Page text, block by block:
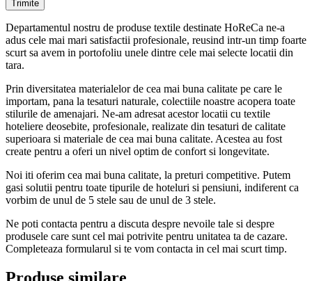
Departamentul nostru de produse textile destinate HoReCa ne-a
adus cele mai mari satisfactii profesionale, reusind intr-un timp foarte
scurt sa avem in portofoliu unele dintre cele mai selecte locatii din
tara.
Prin diversitatea materialelor de cea mai buna calitate pe care le
importam, pana la tesaturi naturale, colectiile noastre acopera toate
stilurile de amenajari. Ne-am adresat acestor locatii cu textile
hoteliere deosebite, profesionale, realizate din tesaturi de calitate
superioara si materiale de cea mai buna calitate. Acestea au fost
create pentru a oferi un nivel optim de confort si longevitate.
Noi iti oferim cea mai buna calitate, la preturi competitive. Putem
gasi solutii pentru toate tipurile de hoteluri si pensiuni, indiferent ca
vorbim de unul de 5 stele sau de unul de 3 stele.
Ne poti contacta pentru a discuta despre nevoile tale si despre
produsele care sunt cel mai potrivite pentru unitatea ta de cazare.
Completeaza formularul si te vom contacta in cel mai scurt timp.